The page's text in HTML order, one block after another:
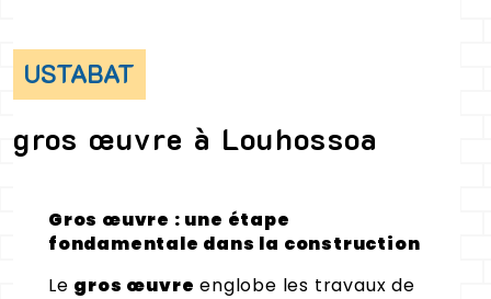
USTABAT
gros œuvre à Louhossoa
Gros œuvre : une étape
fondamentale dans la construction
Le gros œuvre englobe les travaux de